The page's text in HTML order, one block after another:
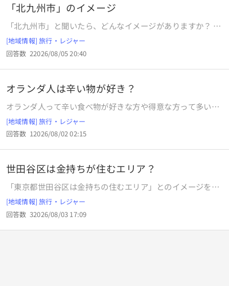
「北九州市」のイメージ
「北九州市」と聞いたら、どんなイメージがありますか？ ど
うぞ教えて下さい。よろしくお願いいたします。
[地域情報] 旅行・レジャー
回答数 22026/08/05 20:40
オランダ人は辛い物が好き？
オランダ人って辛い食べ物が好きな方や得意な方って多いの
ですか？オランダではインドネシア料理はポピュラーで家庭
でも作られたりオランダ国内にはインドネシア料理店が多く
あるみたいでインドネシア料理を皿に盛り付け並べるビュッ
フェ式のライスターフェルって言うのがあったりしますが、
は辛い食べ物が好きな方や得意な方って多いのでしょうか？
[地域情報] 旅行・レジャー
回答数 12026/08/02 02:15
世田谷区は金持ちが住むエリア？
「東京都世田谷区は金持ちの住むエリア」とのイメージを持
ちますか？
[地域情報] 旅行・レジャー
回答数 32026/08/03 17:09